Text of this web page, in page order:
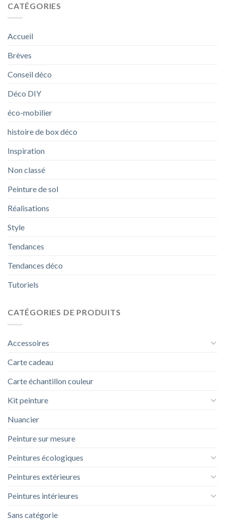
CATÉGORIES
Accueil
Brèves
Conseil déco
Déco DIY
éco-mobilier
histoire de box déco
Inspiration
Non classé
Peinture de sol
Réalisations
Style
Tendances
Tendances déco
Tutoriels
CATÉGORIES DE PRODUITS
Accessoires
Carte cadeau
Carte échantillon couleur
Kit peinture
Nuancier
Peinture sur mesure
Peintures écologiques
Peintures extérieures
Peintures intérieures
Sans catégorie